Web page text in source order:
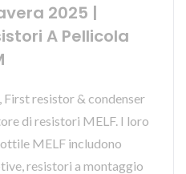
2025 |
A Pellicola
First resistor & condenser
di resistori MELF. I loro
MELF includono
resistori a montaggio